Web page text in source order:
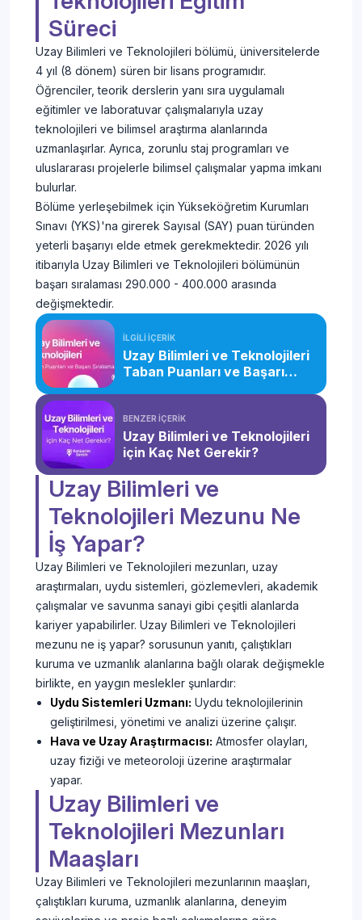
Süreci
Uzay Bilimleri ve Teknolojileri bölümü, üniversitelerde
4 yıl (8 dönem) süren bir lisans programıdır.
Öğrenciler, teorik derslerin yanı sıra uygulamalı
eğitimler ve laboratuvar çalışmalarıyla uzay
teknolojileri ve bilimsel araştırma alanlarında
uzmanlaşırlar. Ayrıca, zorunlu staj programları ve
uluslararası projelerle bilimsel çalışmalar yapma imkanı
bulurlar.
Bölüme yerleşebilmek için Yükseköğretim Kurumları
Sınavı (YKS)'na girerek Sayısal (SAY) puan türünden
yeterli başarıyı elde etmek gerekmektedir. 2026 yılı
itibarıyla Uzay Bilimleri ve Teknolojileri bölümünün
başarı sıralaması 290.000 - 400.000 arasında
değişmektedir.
İLGİLİ İÇERİK
Uzay Bilimleri ve Teknolojileri
Taban Puanları ve Başarı
BENZER İÇERİK
Uzay Bilimleri ve Teknolojileri
için Kaç Net Gerekir?
Uzay Bilimleri ve
Teknolojileri Mezunu Ne
İş Yapar?
Uzay Bilimleri ve Teknolojileri mezunları, uzay
araştırmaları, uydu sistemleri, gözlemevleri, akademik
çalışmalar ve savunma sanayi gibi çeşitli alanlarda
kariyer yapabilirler. Uzay Bilimleri ve Teknolojileri
mezunu ne iş yapar? sorusunun yanıtı, çalıştıkları
kuruma ve uzmanlık alanlarına bağlı olarak değişmekle
birlikte, en yaygın meslekler şunlardır:
Uydu Sistemleri Uzmanı: Uydu teknolojilerinin
geliştirilmesi, yönetimi ve analizi üzerine çalışır.
Hava ve Uzay Araştırmacısı: Atmosfer olayları,
uzay fiziği ve meteoroloji üzerine araştırmalar
yapar.
Uzay Bilimleri ve
Teknolojileri Mezunları
Maaşları
Uzay Bilimleri ve Teknolojileri mezunlarının maaşları,
çalıştıkları kuruma, uzmanlık alanlarına, deneyim